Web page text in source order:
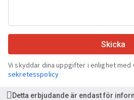
Skicka
Vi skyddar dina uppgifter i enlighet med
sekretesspolicy
Detta erbjudande är endast för